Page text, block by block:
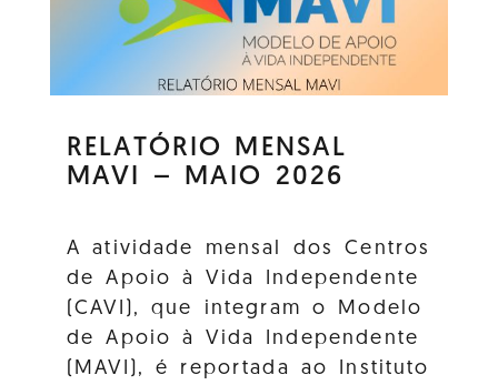
RELATÓRIO MENSAL
MAVI – MAIO 2026
A atividade mensal dos Centros
de Apoio à Vida Independente
(CAVI), que integram o Modelo
de Apoio à Vida Independente
(MAVI), é reportada ao Instituto